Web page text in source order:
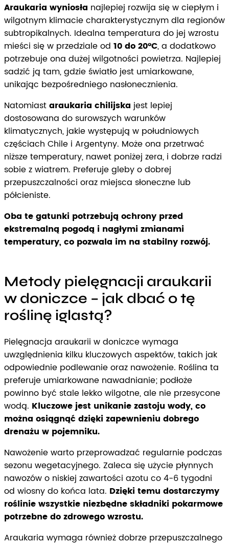
Araukaria wyniosła najlepiej rozwija się w ciepłym i
wilgotnym klimacie charakterystycznym dla regionów
subtropikalnych. Idealna temperatura do jej wzrostu
mieści się w przedziale od 10 do 20°C, a dodatkowo
potrzebuje ona dużej wilgotności powietrza. Najlepiej
sadzić ją tam, gdzie światło jest umiarkowane,
unikając bezpośredniego nasłonecznienia.
Natomiastaraukaria chilijska jest lepiej
dostosowana do surowszych warunków
klimatycznych, jakie występują w południowych
częściach Chile i Argentyny. Może ona przetrwać
niższe temperatury, nawet poniżej zera, i dobrze radzi
sobie z wiatrem. Preferuje gleby o dobrej
przepuszczalności oraz miejsca słoneczne lub
półcieniste.
Oba te gatunki potrzebują ochrony przed
ekstremalną pogodą i nagłymi zmianami
temperatury, co pozwala im na stabilny rozwój.
Metody pielęgnacji araukarii
w doniczce – jak dbać o tę
roślinę iglastą?
Pielęgnacja araukarii w doniczce wymaga
uwzględnienia kilku kluczowych aspektów, takich jak
odpowiednie podlewanie oraz nawożenie. Roślina ta
preferuje umiarkowane nawadnianie; podłoże
powinno być stale lekko wilgotne, ale nie przesycone
wodą. Kluczowe jest unikanie zastoju wody, co
można osiągnąć dzięki zapewnieniu dobrego
drenażu w pojemniku.
Nawożenie warto przeprowadzać regularnie podczas
sezonu wegetacyjnego. Zaleca się użycie płynnych
nawozów o niskiej zawartości azotu co 4-6 tygodni
od wiosny do końca lata. Dzięki temu dostarczymy
roślinie wszystkie niezbędne składniki pokarmowe
potrzebne do zdrowego wzrostu.
Araukaria wymaga również dobrze przepuszczalnego